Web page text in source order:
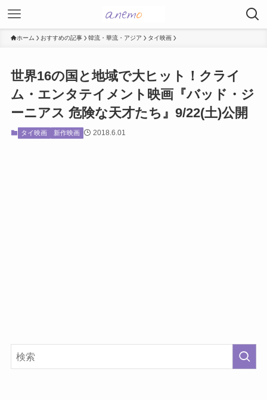
ホーム おすすめの記事 韓流・華流・アジア タイ映画
世界16の国と地域で大ヒット！クライ
ム・エンタテイメント映画『バッド・ジ
ーニアス 危険な天才たち』9/22(土)公開
タイ映画 新作映画 2018.6.01